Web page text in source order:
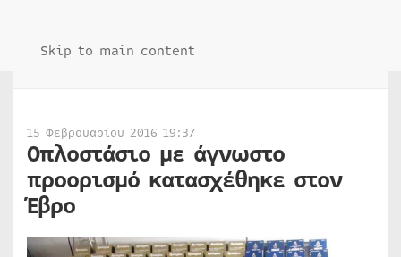
Skip to main content
15 Φεβρουαρίου 2016 19:37
Οπλοστάσιο με άγνωστο
προορισμό κατασχέθηκε στον
Έβρο